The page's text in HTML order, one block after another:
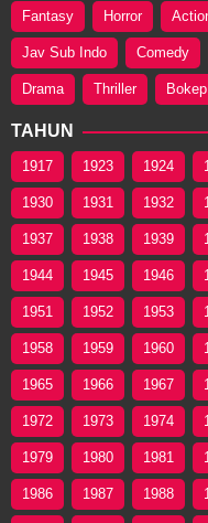
Fantasy Horror
Jav Sub Indo Comedy
Drama Thriller
TAHUN
1917 1923 1924
1930 1931 1932
1937 1938 1939
1944 1945 1946
1951 1952 1953
1958 1959 1960
1965 1966 1967
1972 1973 1974
1979 1980 1981
1986 1987 1988